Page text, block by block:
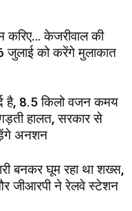
केजरीवाल की
को करेंगे मुलाकात
है, 8.5 किलो वजन कमय
हालत, सरकार से
अनशन
बनकर घूम रहा था शख्स,
जीआरपी ने रेलवे स्टेशन